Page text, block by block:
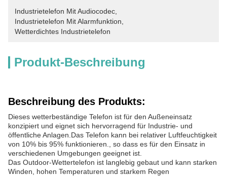
Industrietelefon Mit Audiocodec
Industrietelefon Mit Alarmfunktion
Wetterdichtes Industrietelefon
Produkt-Beschreibung
Beschreibung des Produkts:
Dieses wetterbeständige Telefon ist für den Außeneinsatz
konzipiert und eignet sich hervorragend für Industrie- und
öffentliche Anlagen.Das Telefon kann bei relativer Luftfeuchtigkeit
von 10% bis 95% funktionieren., so dass es für den Einsatz in
verschiedenen Umgebungen geeignet ist.
Das Outdoor-Wettertelefon ist langlebig gebaut und kann starken
Winden, hohen Temperaturen und starkem Regen